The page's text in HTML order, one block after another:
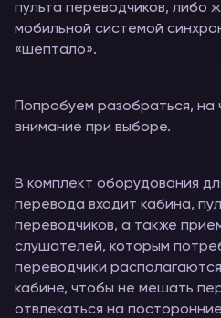
пульта переводчиков, либо
мобильной системой
«шептало».
Попробуем разобраться, на
внимание при выборе.
В комплект оборудования
перевода входит кабина,
переводчиков, а также
слушателей, которым
переводчики
кабине, чтобы не мешать
отвлекаться на